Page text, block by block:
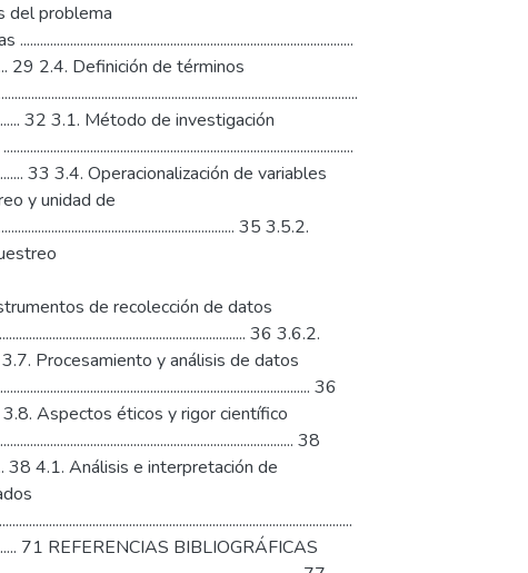
del problema
29 2.4. Definición de términos
32 3.1. Método de investigación
33 3.4. Operacionalización de variables
y unidad de
35 3.5.2.
e instrumentos de recolección de datos
36 3.6.2.
36 3.7. Procesamiento y análisis de datos
36
37 3.8. Aspectos éticos y rigor científico
38
38 4.1. Análisis e interpretación de
71 REFERENCIAS BIBLIOGRÁFICAS